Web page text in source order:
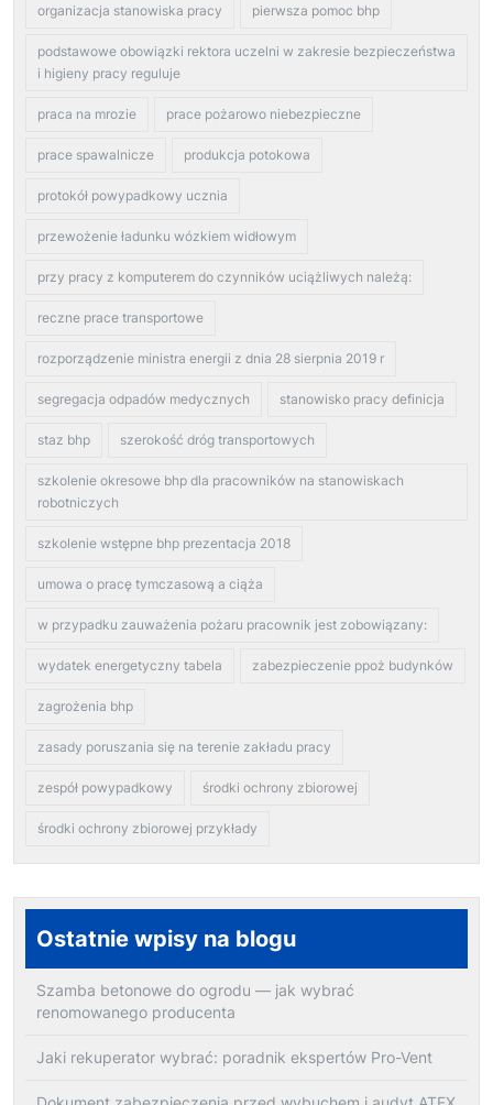
organizacja stanowiska pracy pierwsza pomoc bhp
podstawowe obowiązki rektora uczelni w zakresie bezpieczeństwa
i higieny pracy reguluje
praca na mrozie prace pożarowo niebezpieczne
prace spawalnicze produkcja potokowa
protokół powypadkowy ucznia
przewożenie ładunku wózkiem widłowym
przy pracy z komputerem do czynników uciążliwych należą:
reczne prace transportowe
rozporządzenie ministra energii z dnia 28 sierpnia 2019 r
segregacja odpadów medycznych stanowisko pracy definicja
staz bhp szerokość dróg transportowych
szkolenie okresowe bhp dla pracowników na stanowiskach
robotniczych
szkolenie wstępne bhp prezentacja 2018
umowa o pracę tymczasową a ciąża
w przypadku zauważenia pożaru pracownik jest zobowiązany:
wydatek energetyczny tabela zabezpieczenie ppoż budynków
zagrożenia bhp
zasady poruszania się na terenie zakładu pracy
zespół powypadkowy środki ochrony zbiorowej
środki ochrony zbiorowej przykłady
Ostatnie wpisy na blogu
Szamba betonowe do ogrodu — jak wybrać
renomowanego producenta
Jaki rekuperator wybrać: poradnik ekspertów Pro-Vent